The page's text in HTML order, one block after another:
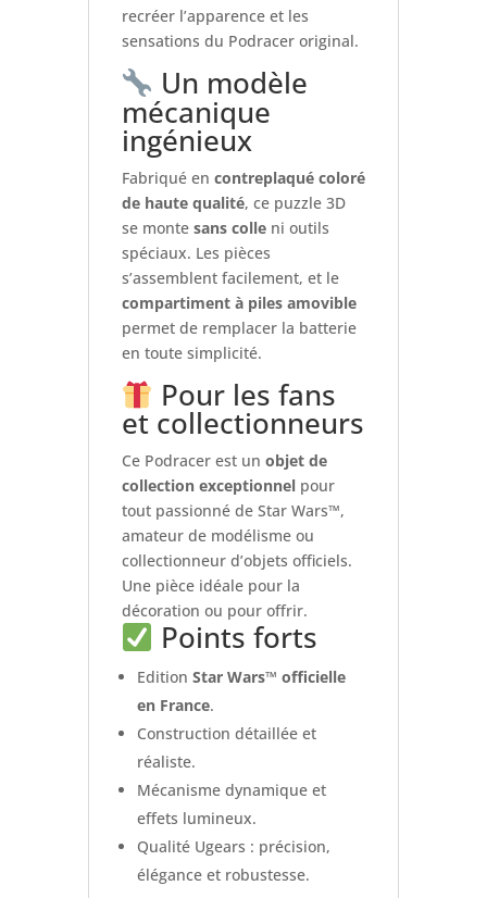
recréer l’apparence et les
sensations du Podracer original.
Un modèle
mécanique
ingénieux
Fabriqué en contreplaqué coloré
de haute qualité, ce puzzle 3D
se monte sans colleni outils
spéciaux. Les pièces
s’assemblent facilement, et le
compartiment à piles amovible
permet de remplacer la batterie
en toute simplicité.
Pour les fans
et collectionneurs
Ce Podracer est un objet de
collection exceptionnelpour
tout passionné de Star Wars™,
amateur de modélisme ou
collectionneur d’objets officiels.
Une pièce idéale pour la
décoration ou pour offrir.
Points forts
Edition Star Wars™ officielle
en France.
Construction détaillée et
réaliste.
Mécanisme dynamique et
effets lumineux.
Qualité Ugears : précision,
élégance et robustesse.